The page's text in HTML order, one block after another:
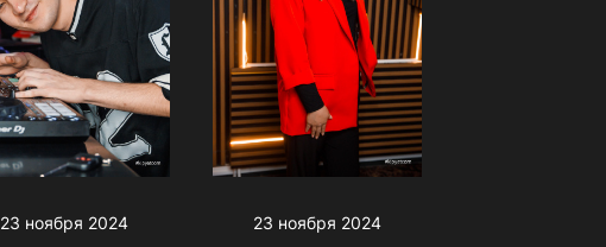
23 ноября 2024 23 ноября 2024